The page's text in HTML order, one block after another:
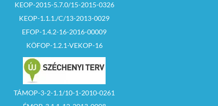
KEOP-2015-5.7.0/15-2015-0326
KEOP-1.1.1./C/13-2013-0029
EFOP-1.4.2-16-2016-00009
KÖFOP-1.2.1-VEKOP-16
TÁMOP-3-2-1.1/10-1-2010-0261